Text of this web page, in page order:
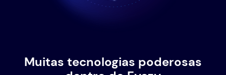
Muitas tecnologias poderosas